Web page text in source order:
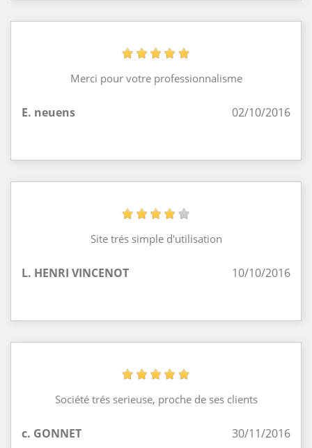
Merci pour votre professionnalisme
E. neuens 02/10/2016
Site trés simple d'utilisation
L. HENRI VINCENOT 10/10/2016
Société trés serieuse, proche de ses clients
c. GONNET 30/11/2016